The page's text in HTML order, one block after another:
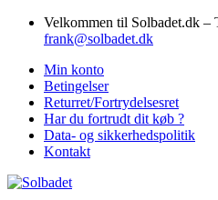
Skip
Skip
Velkommen til Solbadet.dk –
frank@solbadet.dk
Min konto
Betingelser
Returret/Fortrydelsesret
Har du fortrudt dit køb ?
Data- og sikkerhedspolitik
Kontakt